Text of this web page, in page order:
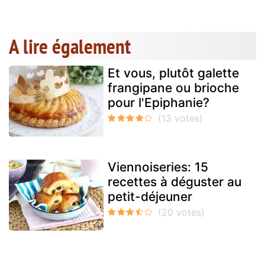
A lire également
Et vous, plutôt galette
frangipane ou brioche
pour l'Epiphanie?
Viennoiseries: 15
recettes à déguster au
petit-déjeuner